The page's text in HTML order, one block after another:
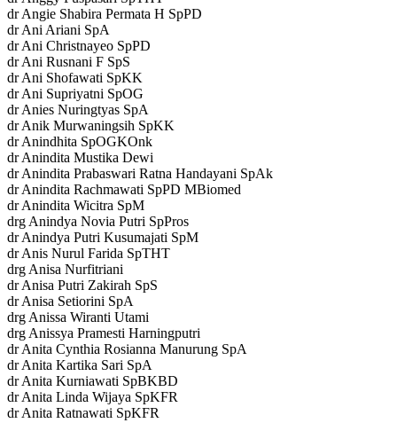
dr Angie Shabira Permata H SpPD
dr Ani Ariani SpA
dr Ani Christnayeo SpPD
dr Ani Rusnani F SpS
dr Ani Shofawati SpKK
dr Ani Supriyatni SpOG
dr Anies Nuringtyas SpA
dr Anik Murwaningsih SpKK
dr Anindhita SpOGKOnk
dr Anindita Mustika Dewi
dr Anindita Prabaswari Ratna Handayani SpAk
dr Anindita Rachmawati SpPD MBiomed
dr Anindita Wicitra SpM
drg Anindya Novia Putri SpPros
dr Anindya Putri Kusumajati SpM
dr Anis Nurul Farida SpTHT
drg Anisa Nurfitriani
dr Anisa Putri Zakirah SpS
dr Anisa Setiorini SpA
drg Anissa Wiranti Utami
drg Anissya Pramesti Harningputri
dr Anita Cynthia Rosianna Manurung SpA
dr Anita Kartika Sari SpA
dr Anita Kurniawati SpBKBD
dr Anita Linda Wijaya SpKFR
dr Anita Ratnawati SpKFR